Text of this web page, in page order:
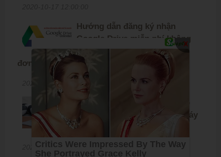
Hướng dẫn đăng ký nhận
Google Drive miễn phí không
giới hạn dung lượng cực kỳ
đơn giản
2020-07-16 16:24:00
Chia sẻ bộ ảnh nền tổng hợp
với hơn 300 tấm dành cho máy
tính, mời anh em tải về
2020-06-12 09:50:00
X